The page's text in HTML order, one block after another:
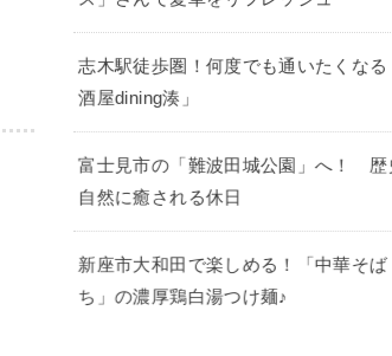
志木駅徒歩圏！何度でも通いたくなる
酒屋dining湊」
富士見市の「難波田城公園」へ！ 歴
自然に癒される休日
新座市大和田で楽しめる！「中華そば
ち」の濃厚鶏白湯つけ麺♪